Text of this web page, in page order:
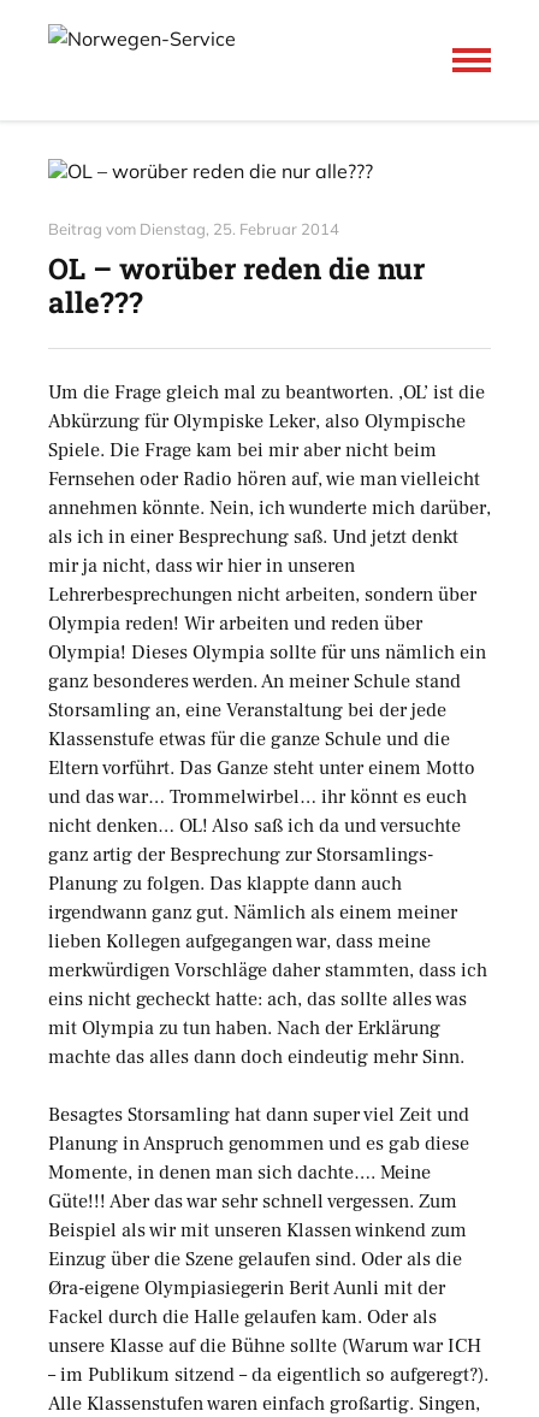
Beitrag vom Dienstag, 25. Februar 2014
OL – worüber reden die nur
alle???
Um die Frage gleich mal zu beantworten. ‚OL’ ist die
Abkürzung für Olympiske Leker, also Olympische
Spiele. Die Frage kam bei mir aber nicht beim
Fernsehen oder Radio hören auf, wie man vielleicht
annehmen könnte. Nein, ich wunderte mich darüber,
als ich in einer Besprechung saß. Und jetzt denkt
mir ja nicht, dass wir hier in unseren
Lehrerbesprechungen nicht arbeiten, sondern über
Olympia reden! Wir arbeiten und reden über
Olympia! Dieses Olympia sollte für uns nämlich ein
ganz besonderes werden. An meiner Schule stand
Storsamling an, eine Veranstaltung bei der jede
Klassenstufe etwas für die ganze Schule und die
Eltern vorführt. Das Ganze steht unter einem Motto
und das war… Trommelwirbel… ihr könnt es euch
nicht denken… OL! Also saß ich da und versuchte
ganz artig der Besprechung zur Storsamlings-
Planung zu folgen. Das klappte dann auch
irgendwann ganz gut. Nämlich als einem meiner
lieben Kollegen aufgegangen war, dass meine
merkwürdigen Vorschläge daher stammten, dass ich
eins nicht gecheckt hatte: ach, das sollte alles was
mit Olympia zu tun haben. Nach der Erklärung
machte das alles dann doch eindeutig mehr Sinn.
Besagtes Storsamling hat dann super viel Zeit und
Planung in Anspruch genommen und es gab diese
Momente, in denen man sich dachte…. Meine
Güte!!! Aber das war sehr schnell vergessen. Zum
Beispiel als wir mit unseren Klassen winkend zum
Einzug über die Szene gelaufen sind. Oder als die
Øra-eigene Olympiasiegerin Berit Aunli mit der
Fackel durch die Halle gelaufen kam. Oder als
unsere Klasse auf die Bühne sollte (Warum war ICH
– im Publikum sitzend – da eigentlich so aufgeregt?).
Alle Klassenstufen waren einfach großartig. Singen,